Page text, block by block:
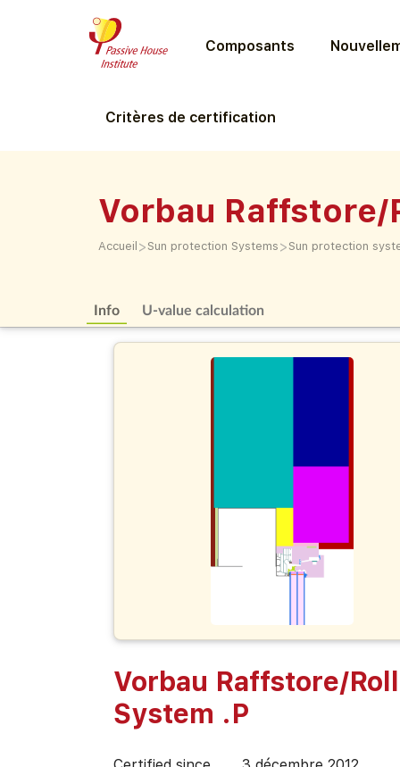
Composants
Critères de certification
Vorbau Raffstore/
Accueil > Sun protection Systems > Sun protection
Info U-value calculation
Vorbau Raffstore/
System .P